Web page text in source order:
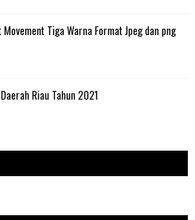
Tiga Warna Format Jpeg dan png
Riau Tahun 2021